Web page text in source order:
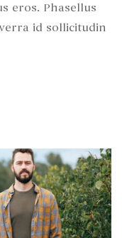
eros. Phasellus
id sollicitudin